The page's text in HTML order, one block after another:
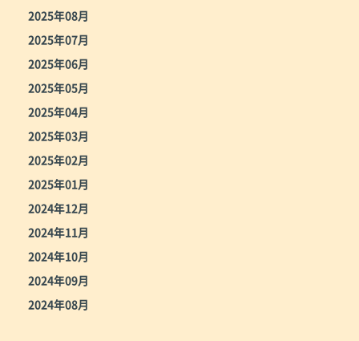
2025年08月
2025年07月
2025年06月
2025年05月
2025年04月
2025年03月
2025年02月
2025年01月
2024年12月
2024年11月
2024年10月
2024年09月
2024年08月